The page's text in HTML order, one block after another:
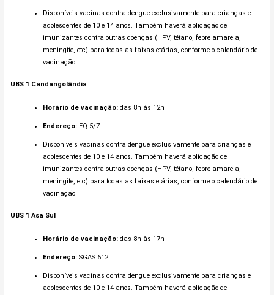
Disponíveis vacinas contra dengue exclusivamente para crianças e
adolescentes de 10 e 14 anos. Também haverá aplicação de
imunizantes contra outras doenças (HPV, tétano, febre amarela,
meningite, etc) para todas as faixas etárias, conforme o calendário de
vacinação
UBS 1 Candangolândia
Horário de vacinação:das 8h às 12h
Endereço: EQ 5/7
Disponíveis vacinas contra dengue exclusivamente para crianças e
adolescentes de 10 e 14 anos. Também haverá aplicação de
imunizantes contra outras doenças (HPV, tétano, febre amarela,
meningite, etc) para todas as faixas etárias, conforme o calendário de
vacinação
UBS 1 Asa Sul
Horário de vacinação:das 8h às 17h
Endereço:SGAS 612
Disponíveis vacinas contra dengue exclusivamente para crianças e
adolescentes de 10 e 14 anos. Também haverá aplicação de